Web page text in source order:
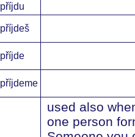
příjdu
příjdeš
příjde
příjdeme
used also
one person